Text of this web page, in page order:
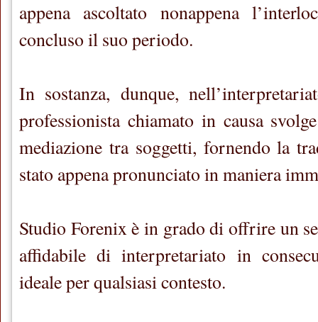
appena ascoltato nonappena
concluso il suo periodo.
In sostanza, dunque,
professionista chiamato in causa
mediazione tra soggetti, fornendo la
stato appena pronunciato in maniera
Studio Forenix è in grado di offrire un
affidabile di interpretariato in
ideale per qualsiasi contesto.